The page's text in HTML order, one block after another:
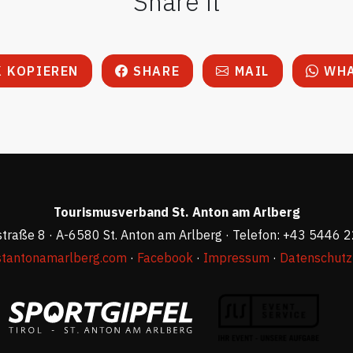
KOPIEREN SHARE MAIL
Tourismusverband St. Anton am Arlberg
8 · A-6580 St. Anton am Arlberg · Telefon: +43 5446
· Facebook · Impressum · Datenschutz